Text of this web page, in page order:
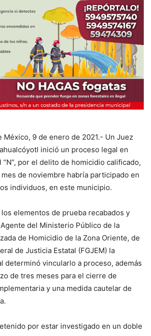
México, 9 de enero de 2021.- Un Juez
inició un proceso legal en
por el delito de homicidio calificado,
de noviembre habría participado en
individuos, en este municipio.
elementos de prueba recabados y
del Ministerio Público de la
de Homicidio de la Zona Oriente, de
de Justicia Estatal (FGJEM) la
determinó vincularlo a proceso, además
de tres meses para el cierre de
y una medida cautelar de
por estar investigado en un doble